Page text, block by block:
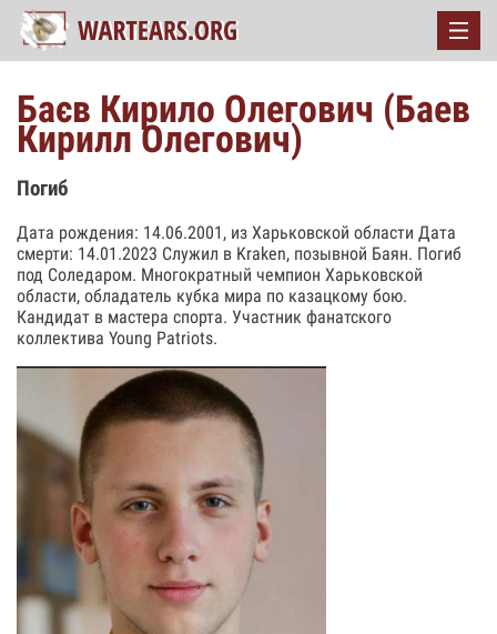
Баєв Кирило Олегович (Баев
Кирилл Олегович)
Погиб
Дата рождения: 14.06.2001, из Харьковской области Дата
смерти: 14.01.2023 Служил в Kraken, позывной Баян. Погиб
под Соледаром. Многократный чемпион Харьковской
области, обладатель кубка мира по казацкому бою.
Кандидат в мастера спорта. Участник фанатского
коллектива Young Patriots.